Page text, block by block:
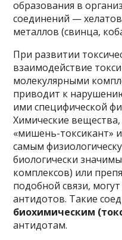
образования в
соединений —
металлов (свинца,
При развитии
взаимодействие
молекулярными
приводит к
ими специфической
Химические
«мишень-токсикант»
самым
биологически
комплексов) или
подобной связи,
антидотов. Такие
биохимическим
антидотам.